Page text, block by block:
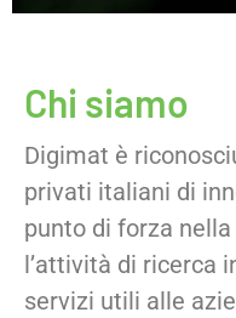
Chi siamo
Digimat è
privati italiani di
punto di forza
l’attività di ricerca
servizi utili alle